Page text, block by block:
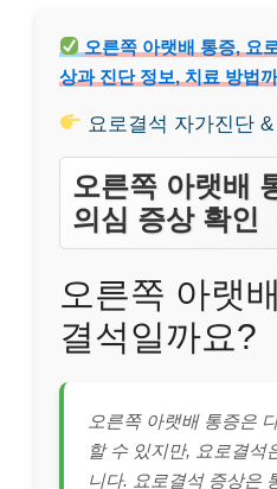
오른쪽 아랫배 통증, 요
상과 진단 정보, 치료 방법
요로결석 자가진단
오른쪽 아랫배
의심 증상 확인
오른쪽 아랫
결석일까요?
오른쪽 아랫배 통증은
할 수 있지만, 요로결석
니다. 요로결석 증상은